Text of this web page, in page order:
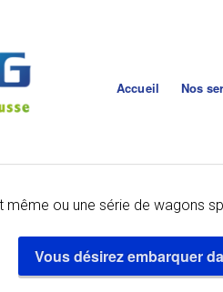
Accueil Nos
ou une série de wagons
Vous désirez embarquer